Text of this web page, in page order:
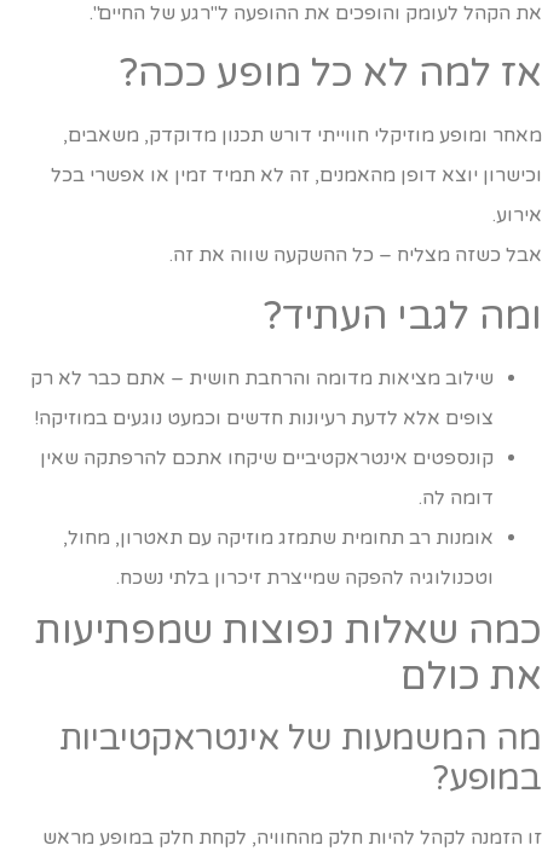
הקהל לעומק והופכים את ההופעה ל"רגע של החיים".
למה לא כל מופע ככה?
ומופע מוזיקלי חווייתי דורש תכנון מדוקדק, משאבים,
יוצא דופן מהאמנים, זה לא תמיד זמין או אפשרי בכל
כשזה מצליח – כל ההשקעה שווה את זה.
לגבי העתיד?
שילוב מציאות מדומה והרחבת חושית – אתם כבר לא רק
צופים אלא לדעת רעיונות חדשים וכמעט נוגעים במוזיקה!
קונספטים אינטראקטיביים שיקחו אתכם להרפתקה שאין
דומה לה.
אומנות רב תחומית שתמזג מוזיקה עם תאטרון, מחול,
וטכנולוגיה להפקה שמייצרת זיכרון בלתי נשכח.
שאלות נפוצות שמפתיעות
כולם
המשמעות של אינטראקטיביות
הזמנה לקהל להיות חלק מהחוויה, לקחת חלק במופע מראש